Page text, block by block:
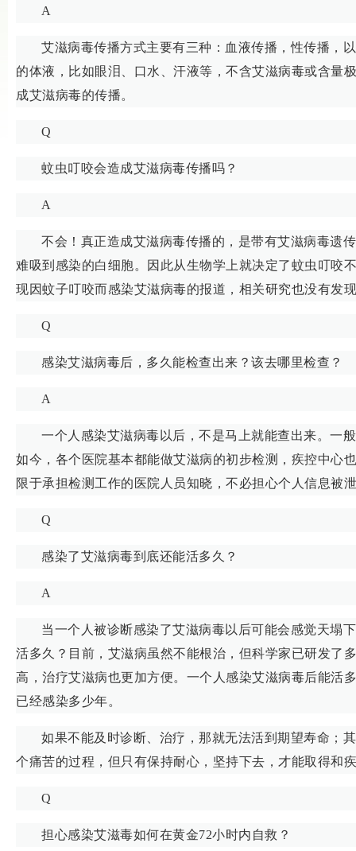
A
艾滋病毒传播方式主要有三种：血液传播，性传播，
的体液，比如眼泪、口水、汗液等，不含艾滋病毒或含量
成艾滋病毒的传播。
Q
蚊虫叮咬会造成艾滋病毒传播吗？
A
不会！真正造成艾滋病毒传播的，是带有艾滋病毒遗
难吸到感染的白细胞。因此从生物学上就决定了蚊虫叮咬
现因蚊子叮咬而感染艾滋病毒的报道，相关研究也没有发
Q
感染艾滋病毒后，多久能检查出来？该去哪里检查？
A
一个人感染艾滋病毒以后，不是马上就能查出来。一
如今，各个医院基本都能做艾滋病的初步检测，疾控中心
限于承担检测工作的医院人员知晓，不必担心个人信息被
Q
感染了艾滋病毒到底还能活多久？
A
当一个人被诊断感染了艾滋病毒以后可能会感觉天塌
活多久？目前，艾滋病虽然不能根治，但科学家已研发了
高，治疗艾滋病也更加方便。一个人感染艾滋病毒后能活
已经感染多少年。
如果不能及时诊断、治疗，那就无法活到期望寿命；
个痛苦的过程，但只有保持耐心，坚持下去，才能取得和
Q
担心感染艾滋毒如何在黄金72小时内自救？